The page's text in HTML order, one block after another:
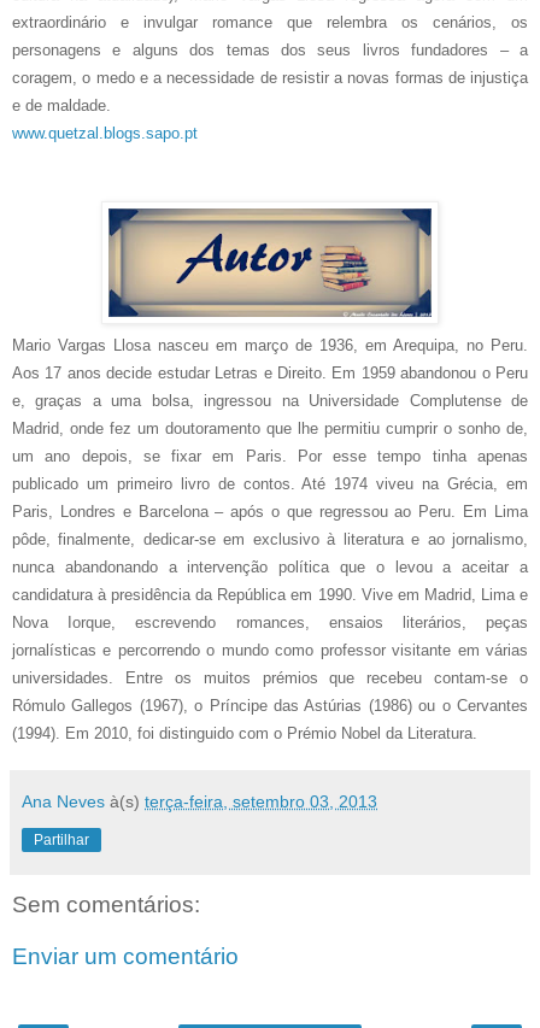
extraordinário e invulgar romance que relembra os cenários, os
personagens e alguns dos temas dos seus livros fundadores – a
coragem, o medo e a necessidade de resistir a novas formas de injustiça
e de maldade.
www.quetzal.blogs.sapo.pt
Mario Vargas Llosa nasceu em março de 1936, em Arequipa, no Peru.
Aos 17 anos decide estudar Letras e Direito. Em 1959 abandonou o Peru
e, graças a uma bolsa, ingressou na Universidade Complutense de
Madrid, onde fez um doutoramento que lhe permitiu cumprir o sonho de,
um ano depois, se fixar em Paris. Por esse tempo tinha apenas
publicado um primeiro livro de contos. Até 1974 viveu na Grécia, em
Paris, Londres e Barcelona – após o que regressou ao Peru. Em Lima
pôde, finalmente, dedicar-se em exclusivo à literatura e ao jornalismo,
nunca abandonando a intervenção política que o levou a aceitar a
candidatura à presidência da República em 1990. Vive em Madrid, Lima e
Nova Iorque, escrevendo romances, ensaios literários, peças
jornalísticas e percorrendo o mundo como professor visitante em várias
universidades. Entre os muitos prémios que recebeu contam-se o
Rómulo Gallegos (1967), o Príncipe das Astúrias (1986) ou o Cervantes
(1994). Em 2010, foi distinguido com o Prémio Nobel da Literatura.
Ana Neves à(s) terça-feira, setembro 03, 2013
Partilhar
Sem comentários:
Enviar um comentário